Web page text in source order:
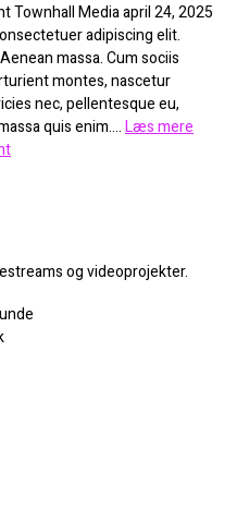
Townhall Media april 24, 2025
adipiscing elit.
massa. Cum sociis
montes, nascetur
nec, pellentesque eu,
quis enim.…Læs mere
og videoprojekter.